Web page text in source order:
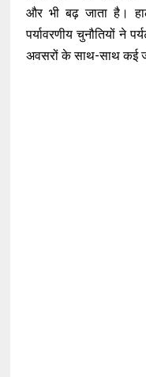
और भी बढ़ जाता है।
पर्यावरणीय चुनौतियों ने
अवसरों के साथ-साथ कई